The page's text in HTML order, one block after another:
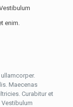
enim.
Maecenas
Curabitur et
Vestibulum